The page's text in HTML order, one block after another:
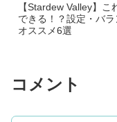
【Stardew Valley】こ
できる！？設定・バ
オススメ6選
コメント